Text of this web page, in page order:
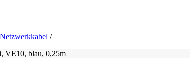
Netzwerkkabel
VE10, blau, 0,25m